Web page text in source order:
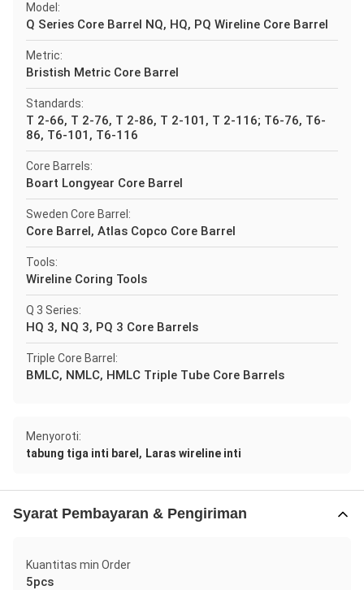
Model:
Q Series Core Barrel NQ, HQ, PQ Wireline Core Barrel
Metric:
Bristish Metric Core Barrel
Standards:
T 2-66, T 2-76, T 2-86, T 2-101, T 2-116; T6-76, T6-
86, T6-101, T6-116
Core Barrels:
Boart Longyear Core Barrel
Sweden Core Barrel:
Core Barrel, Atlas Copco Core Barrel
Tools:
Wireline Coring Tools
Q 3 Series:
HQ 3, NQ 3, PQ 3 Core Barrels
Triple Core Barrel:
BMLC, NMLC, HMLC Triple Tube Core Barrels
Menyoroti:
tabung tiga inti barel , Laras wireline inti
Syarat Pembayaran & Pengiriman
Kuantitas min Order
5pcs